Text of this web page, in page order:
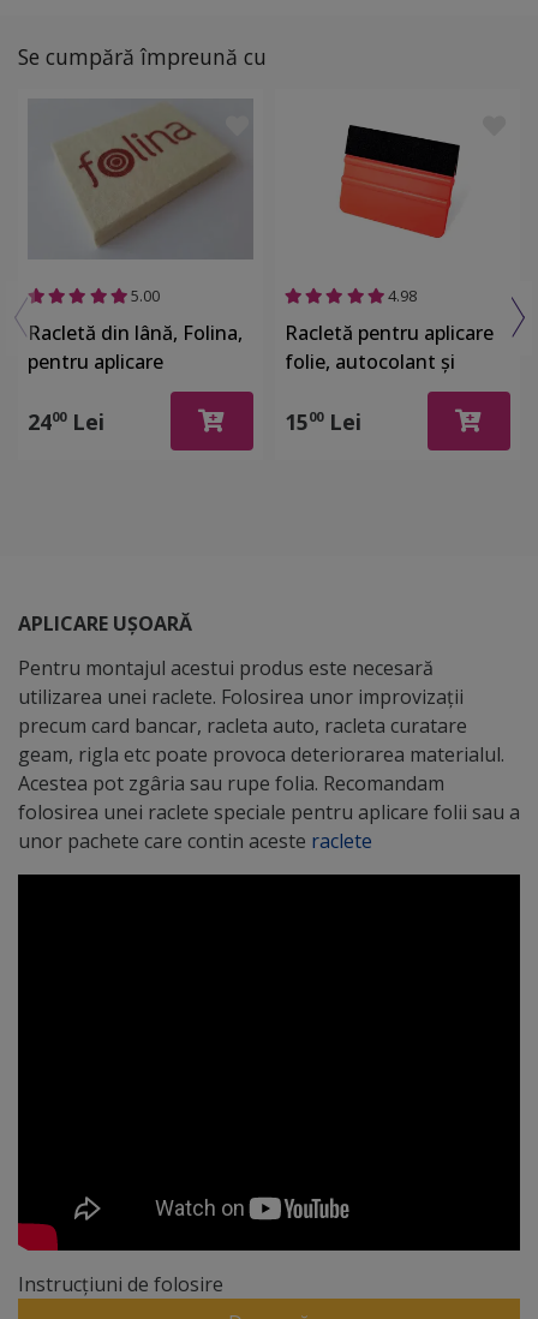
Se cumpără împreună cu
5.00
Racletă din lână, Folina,
pentru aplicare
autocolant şi stickere,
10 x 7 cm
2400Lei
4.98
Racletă pentru aplicare
folie, autocolant şi
stickere, din plastic cu o
latură cu pâslă
1500Lei
APLICARE UȘOARĂ
Pentru montajul acestui produs este necesară
utilizarea unei raclete. Folosirea unor improvizații
precum card bancar, racleta auto, racleta curatare
geam, rigla etc poate provoca deteriorarea materialul.
Acestea pot zgâria sau rupe folia. Recomandam
folosirea unei raclete speciale pentru aplicare folii sau a
unor pachete care contin aceste raclete
Instrucțiuni de folosire